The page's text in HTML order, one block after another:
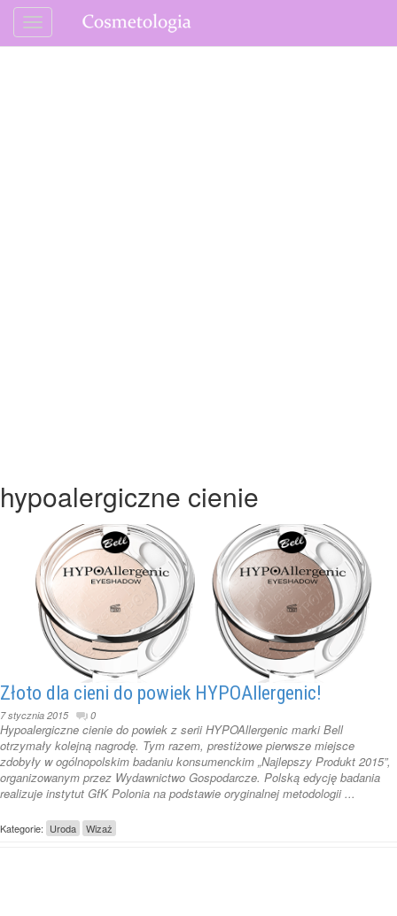
hypoalergiczne cienie
Złoto dla cieni do powiek HYPOAllergenic!
7 stycznia 2015 0
Hypoalergiczne cienie do powiek z serii HYPOAllergenic marki Bell
otrzymały kolejną nagrodę. Tym razem, prestiżowe pierwsze miejsce
zdobyły w ogólnopolskim badaniu konsumenckim „Najlepszy Produkt 2015”,
organizowanym przez Wydawnictwo Gospodarcze. Polską edycję badania
realizuje instytut GfK Polonia na podstawie oryginalnej metodologii ...
Kategorie: Uroda Wizaż